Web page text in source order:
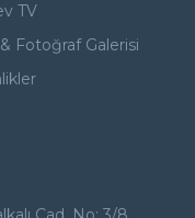
TV
Fotoğraf Galerisi